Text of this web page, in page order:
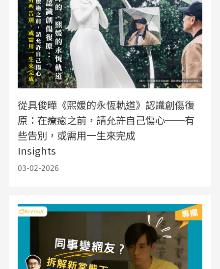
從具俊曄《熙媛的永恆軌道》認識創傷復
原：在療癒之前，請允許自己傷心──有
些告別，或需用一生來完成
Insights
03-02-2026